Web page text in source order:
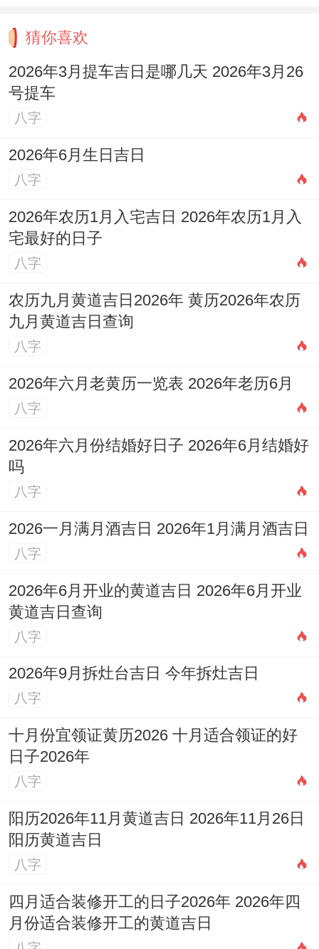
得经营。
下次朋友介绍对象时不如先悄悄问下生肖 -
说不定能少走狠多弯路呢。
猜你喜欢
2026年3月提车吉日是哪几天 2026年3月26
号提车
八字
2026年6月生日吉日
八字
2026年农历1月入宅吉日 2026年农历1月入
宅最好的日子
八字
农历九月黄道吉日2026年 黄历2026年农历
九月黄道吉日查询
八字
2026年六月老黄历一览表 2026年老历6月
八字
2026年六月份结婚好日子 2026年6月结婚好
吗
八字
2026一月满月酒吉日 2026年1月满月酒吉日
八字
2026年6月开业的黄道吉日 2026年6月开业
黄道吉日查询
八字
2026年9月拆灶台吉日 今年拆灶吉日
八字
十月份宜领证黄历2026 十月适合领证的好
日子2026年
八字
阳历2026年11月黄道吉日 2026年11月26日
阳历黄道吉日
八字
四月适合装修开工的日子2026年 2026年四
月份适合装修开工的黄道吉日